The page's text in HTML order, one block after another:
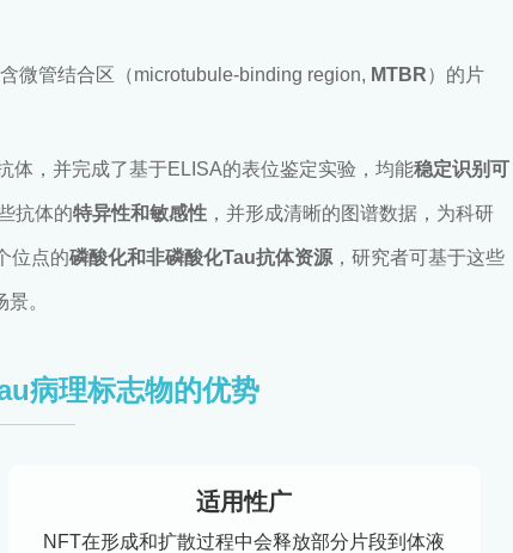
微管结合区（microtubule-binding region, MTBR）的片
体，并完成了基于ELISA的表位鉴定实验，均能稳定识别可
抗体的特异性和敏感性，并形成清晰的图谱数据，为科研
位点的磷酸化和非磷酸化Tau抗体资源，研究者可基于这些
。
病理标志物的优势
适用性广
NFT在形成和扩散过程中会释放部分片段到体液